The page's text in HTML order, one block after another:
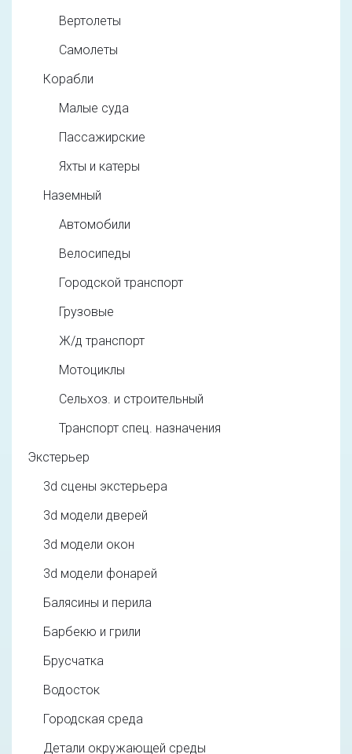
Вертолеты
Самолеты
Корабли
Малые суда
Пассажирские
Яхты и катеры
Наземный
Автомобили
Велосипеды
Городской транспорт
Грузовые
Ж/д транспорт
Мотоциклы
Сельхоз. и строительный
Транспорт спец. назначения
Экстерьер
3d cцены экстерьера
3d модели дверей
3d модели окон
3d модели фонарей
Балясины и перила
Барбекю и грили
Брусчатка
Водосток
Городская среда
Детали окружающей среды